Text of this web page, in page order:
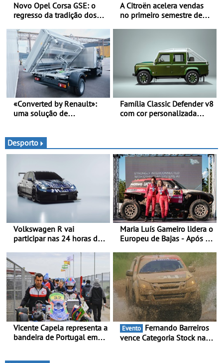
Novo Opel Corsa GSE: o
regresso da tradição dos
potente, rápido: 207 kW
(281 cv), 345 Nm, 0 aos
100 km/h em 5,5 segundos
A Citroën acelera vendas
no primeiro semestre de
«Converted by Renault»:
uma solução de
simples, fluido e rápido,
desde a encomenda, até à
reduzidos em 30%)
Família Classic Defender v8
com cor personalizada
Desporto
Volkswagen R vai
participar nas 24 horas de
ano em que assinala o 25.º
aniversário da Marca de
performance premium
Maria Luís Gameiro lidera o
Europeu de Bajas - Após a
Vicente Capela representa a
bandeira de Portugal em
Evento
vence Categoria Stock na